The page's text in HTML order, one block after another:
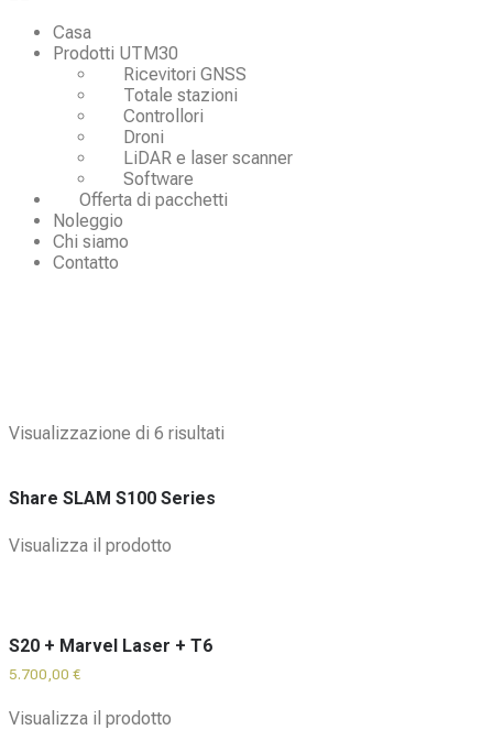
Casa
Prodotti UTM30
Ricevitori GNSS
Totale stazioni
Controllori
Droni
LiDAR e laser scanner
Software
Offerta di pacchetti
Noleggio
Chi siamo
Contatto
Visualizzazione di 6 risultati
Share SLAM S100 Series
Visualizza il prodotto
S20 + Marvel Laser + T6
5.700,00 €
Visualizza il prodotto